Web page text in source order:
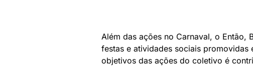
Além das ações no Carnaval, o Então,
festas e atividades sociais
objetivos das ações do coletivo é